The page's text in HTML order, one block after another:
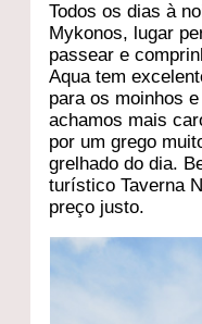
Todos os dias à
Mykonos, lugar
passear e
Aqua tem
para os moinhos
achamos mais
por um grego
grelhado do dia.
turístico Taverna
preço justo.